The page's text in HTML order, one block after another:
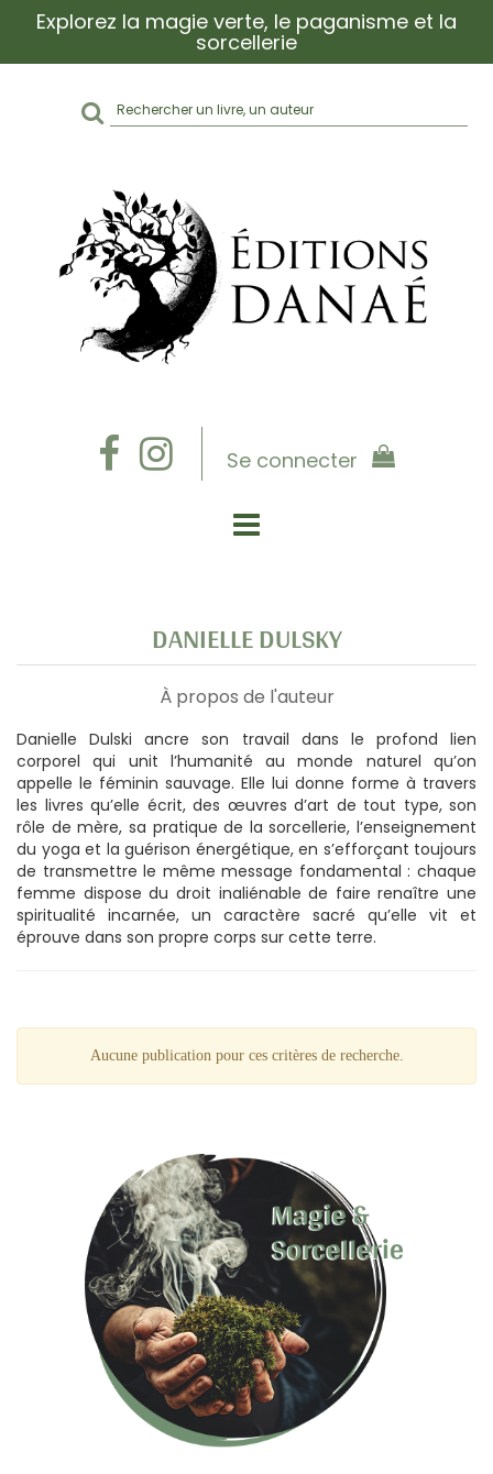
Explorez la magie verte, le paganisme et la
sorcellerie
Rechercher
sur
Se connecter
DANIELLE DULSKY
À propos de l'auteur
Danielle Dulski ancre son travail dans le profond lien
corporel qui unit l’humanité au monde naturel qu’on
appelle le féminin sauvage. Elle lui donne forme à travers
les livres qu’elle écrit, des œuvres d’art de tout type, son
rôle de mère, sa pratique de la sorcellerie, l’enseignement
du yoga et la guérison énergétique, en s’efforçant toujours
de transmettre le même message fondamental : chaque
femme dispose du droit inaliénable de faire renaître une
spiritualité incarnée, un caractère sacré qu’elle vit et
éprouve dans son propre corps sur cette terre.
Aucune publication pour ces critères de recherche.